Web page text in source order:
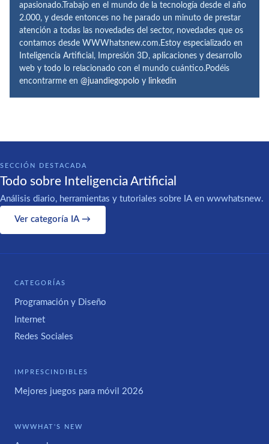
apasionado.Trabajo en el mundo de la tecnología desde el año
2.000, y desde entonces no he parado un minuto de prestar
atención a todas las novedades del sector, novedades que os
contamos desde WWWhatsnew.com.Estoy especializado en
Inteligencia Artificial, Impresión 3D, aplicaciones y desarrollo
web y todo lo relacionado con el mundo cuántico.Podéis
encontrarme en @juandiegopolo y linkedin
SECCIÓN DESTACADA
Todo sobre Inteligencia Artificial
Análisis diario, herramientas y tutoriales sobre IA en wwwhatsnew.
Ver categoría IA →
CATEGORÍAS
Programación y Diseño
Internet
Redes Sociales
IMPRESCINDIBLES
Mejores juegos para móvil 2026
WWWHAT'S NEW